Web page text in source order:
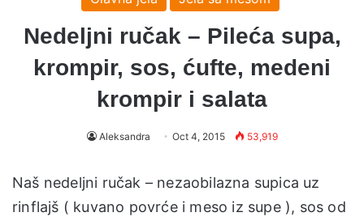
Nedeljni ručak – Pileća supa,
krompir, sos, ćufte, medeni
krompir i salata
Aleksandra Oct 4, 2015 53,919
Naš nedeljni ručak – nezaobilazna supica uz
rinflajš ( kuvano povrće i meso iz supe ), sos od